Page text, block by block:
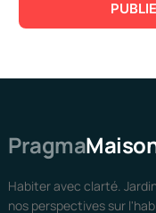
Pragma
Habiter avec clarté.
nos perspectives sur